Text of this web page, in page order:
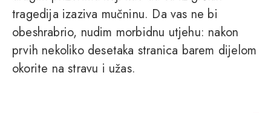
tragedija izaziva mučninu. Da vas ne bi
obeshrabrio, nudim morbidnu utjehu: nakon
prvih nekoliko desetaka stranica barem dijelom
okorite na stravu i užas.